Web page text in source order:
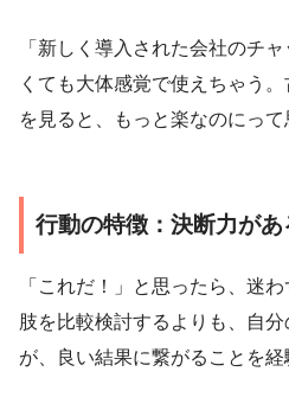
「新しく導入された会社のチ
くても大体感覚で使えちゃう
を見ると、もっと楽なのにって
行動の特徴：決断力があ
「これだ！」と思ったら、迷
肢を比較検討するよりも、自
が、良い結果に繋がることを経